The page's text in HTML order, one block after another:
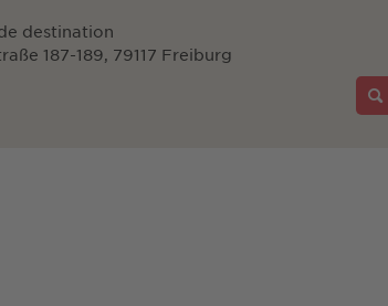
destination
187-189, 79117 Freiburg